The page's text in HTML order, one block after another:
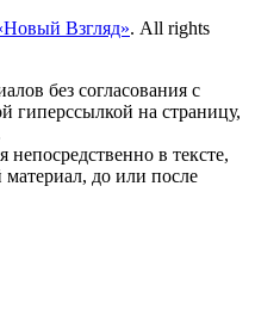
Взгляд». All rights
без согласования с
гиперссылкой на страницу,
в тексте,
до или после